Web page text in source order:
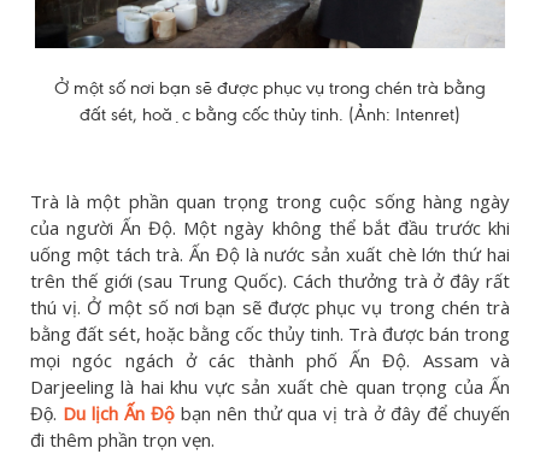
Ở một số nơi bạn sẽ được phục vụ trong chén trà bằng
đất sét, hoặc bằng cốc thủy tinh. (Ảnh: Intenret)
Trà là một phần quan trọng trong cuộc sống hàng ngày
của người Ấn Độ. Một ngày không thể bắt đầu trước khi
uống một tách trà. Ấn Độ là nước sản xuất chè lớn thứ hai
trên thế giới (sau Trung Quốc). Cách thưởng trà ở đây rất
thú vị. Ở một số nơi bạn sẽ được phục vụ trong chén trà
bằng đất sét, hoặc bằng cốc thủy tinh. Trà được bán trong
mọi ngóc ngách ở các thành phố Ấn Độ. Assam và
Darjeeling là hai khu vực sản xuất chè quan trọng của Ấn
Độ. Du lịch Ấn Độbạn nên thử qua vị trà ở đây để chuyến
đi thêm phần trọn vẹn.